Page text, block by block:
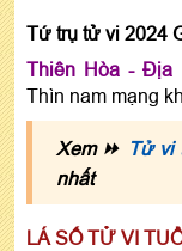
Tứ trụ tử vi 2024
Thiên Hòa - Địa
Thìn nam mạng
Xem ⏩ Tử vi
nhất
LÁ SỐ TỬ VI